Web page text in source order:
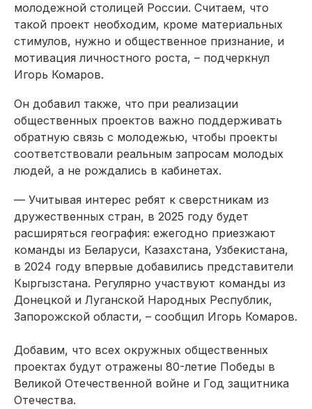
молодежной столицей России. Считаем, что
такой проект необходим, кроме материальных
стимулов, нужно и общественное признание, и
мотивация личностного роста, – подчеркнул
Игорь Комаров.
Он добавил также, что при реализации
общественных проектов важно поддерживать
обратную связь с молодежью, чтобы проекты
соответствовали реальным запросам молодых
людей, а не рождались в кабинетах.
— Учитывая интерес ребят к сверстникам из
дружественных стран, в 2025 году будет
расширяться география: ежегодно приезжают
команды из Беларуси, Казахстана, Узбекистана,
в 2024 году впервые добавились представители
Кыргызстана. Регулярно участвуют команды из
Донецкой и Луганской Народных Республик,
Запорожской области, – сообщил Игорь Комаров.
Добавим, что всех окружных общественных
проектах будут отражены 80-летие Победы в
Великой Отечественной войне и Год защитника
Отечества.